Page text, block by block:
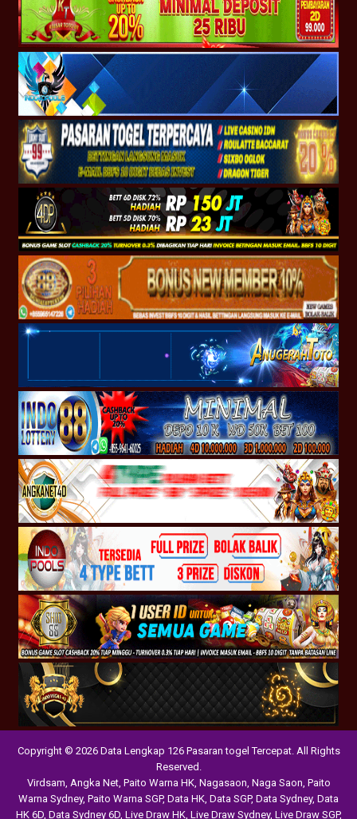
Copyright © 2026 Data Lengkap 126 Pasaran togel Tercepat. All Rights
Reserved.
Virdsam Angka Net, Paito Warna HK, Nagasaon Naga Saon Paito
Warna Sydney, Paito Warna SGP, Data HK Data SGP, Data Sydney, Data
HK 6D, Data Sydney 6D, Live Draw HK, Live Draw Sydney, Live Draw SGP,